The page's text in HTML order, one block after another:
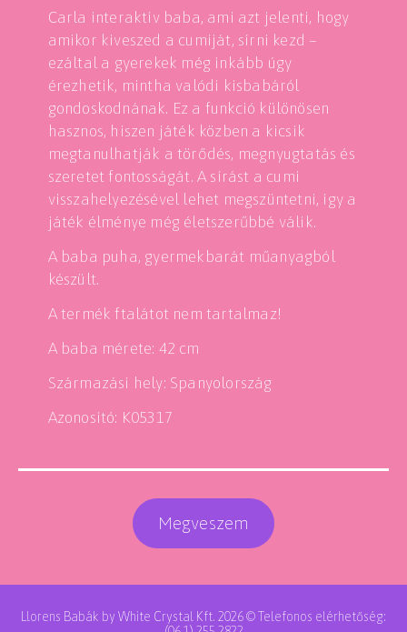
Carla interaktív baba, ami azt jelenti, hogy
amikor kiveszed a cumiját, sírni kezd –
ezáltal a gyerekek még inkább úgy
érezhetik, mintha valódi kisbabáról
gondoskodnának. Ez a funkció különösen
hasznos, hiszen játék közben a kicsik
megtanulhatják a törődés, megnyugtatás és
szeretet fontosságát. A sírást a cumi
visszahelyezésével lehet megszüntetni, így a
játék élménye még életszerűbbé válik.
A baba puha, gyermekbarát műanyagból
készült.
A termék ftalátot nem tartalmaz!
A baba mérete: 42 cm
Származási hely: Spanyolország
Azonosító: K05317
Megveszem
Llorens Babák by White Crystal Kft. 2026 © Telefonos elérhetőség: